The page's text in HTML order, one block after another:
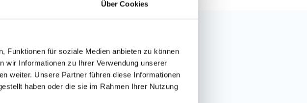
Über Cookies
Funktionen für soziale Medien anbieten zu können
wir Informationen zu Ihrer Verwendung unserer
weiter. Unsere Partner führen diese Informationen
haben oder die sie im Rahmen Ihrer Nutzung